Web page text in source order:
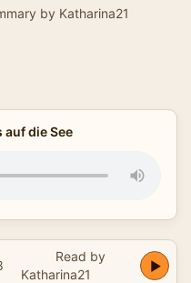
by Katharina21
auf die See
Read by
Katharina21